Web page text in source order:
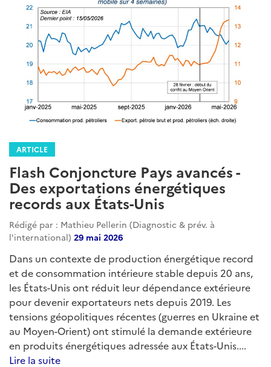
ARTICLE
Flash Conjoncture Pays avancés -
Des exportations énergétiques
records aux États-Unis
Rédigé par : Mathieu Pellerin (Diagnostic & prév. à
l'international) 29 mai 2026
Dans un contexte de production énergétique record
et de consommation intérieure stable depuis 20 ans,
les États-Unis ont réduit leur dépendance extérieure
pour devenir exportateurs nets depuis 2019. Les
tensions géopolitiques récentes (guerres en Ukraine et
au Moyen-Orient) ont stimulé la demande extérieure
en produits énergétiques adressée aux États-Unis....
Lire la suite